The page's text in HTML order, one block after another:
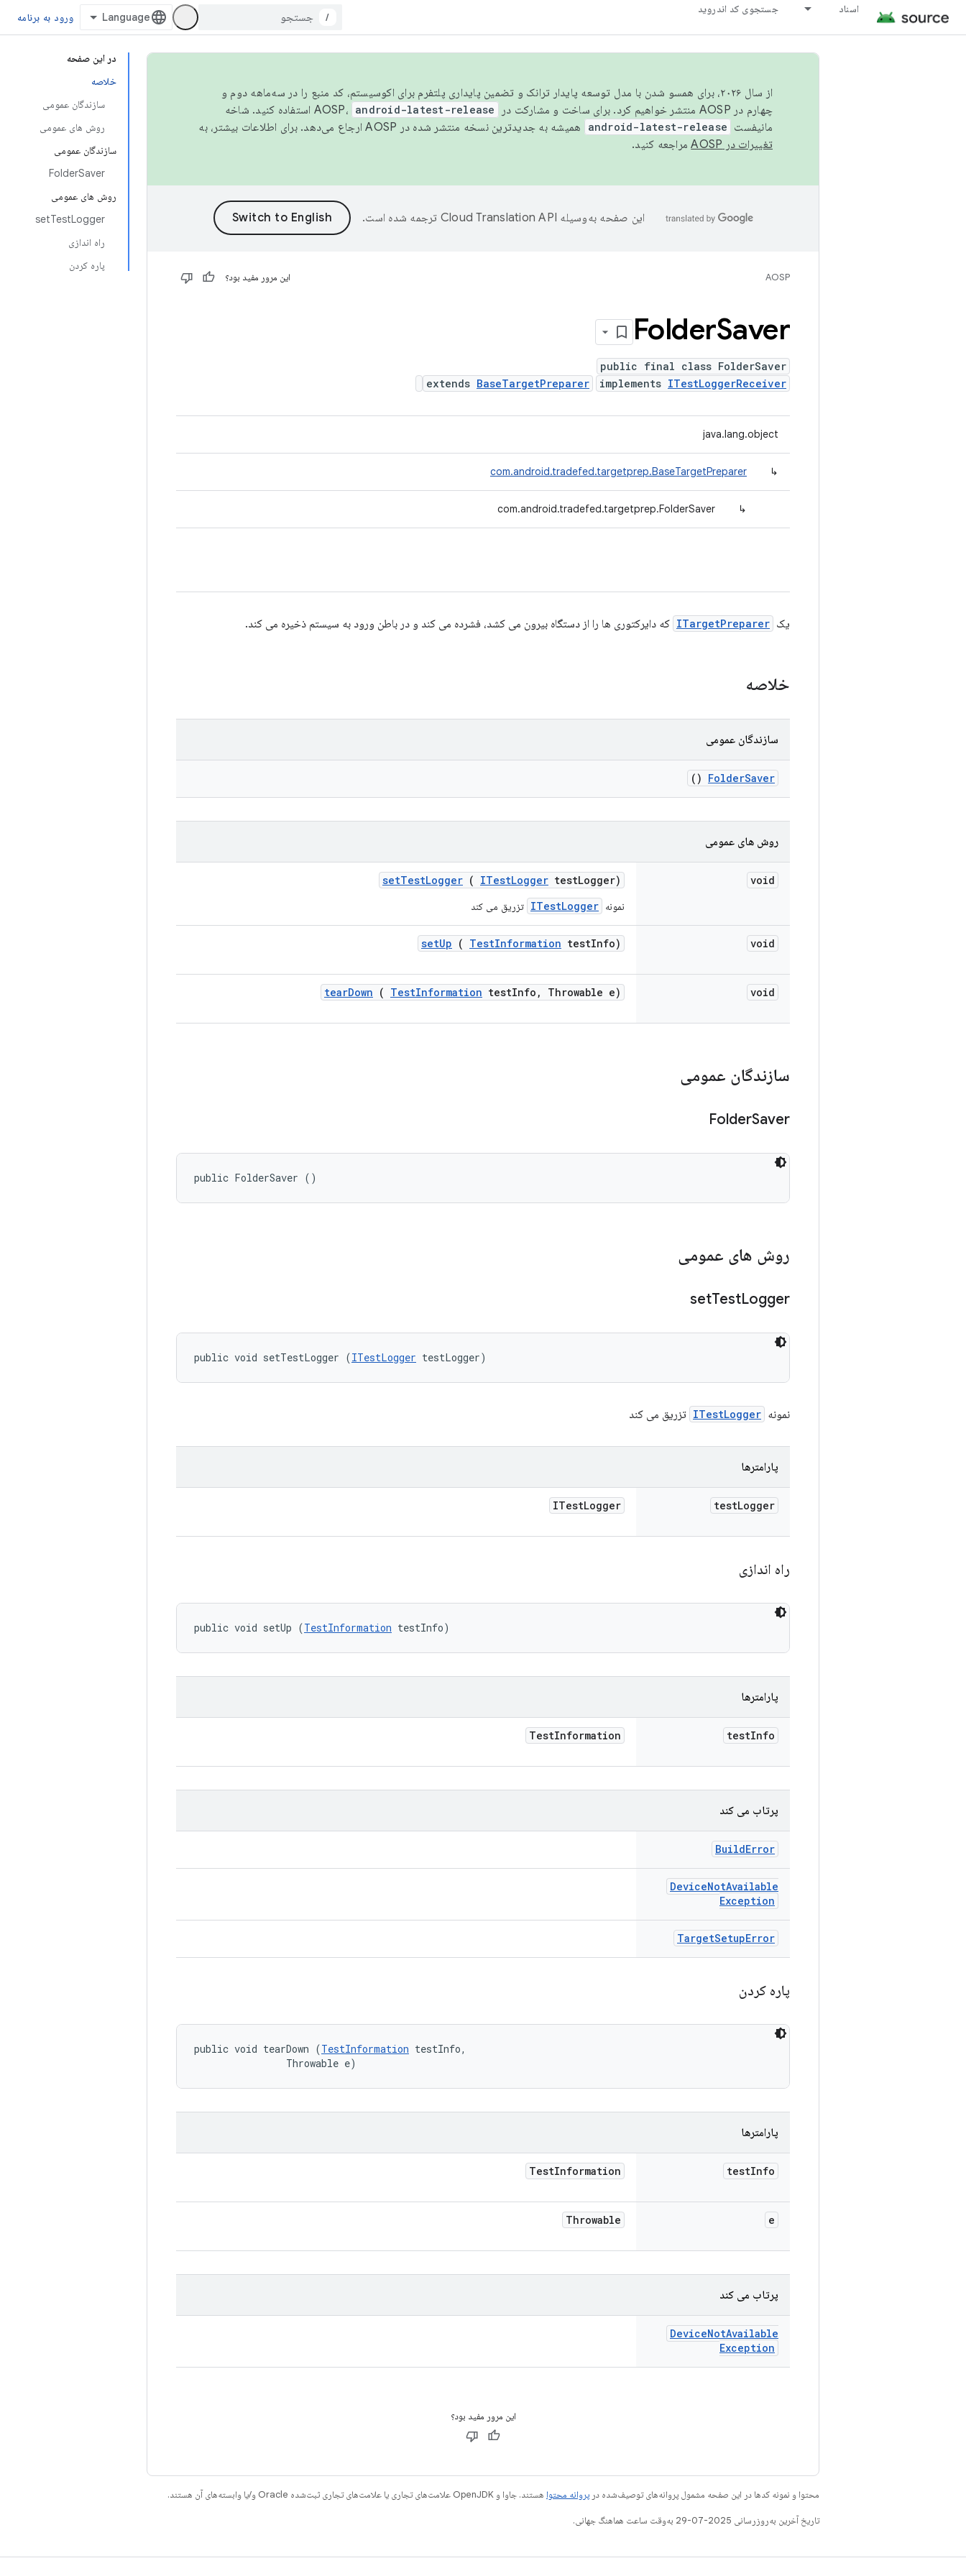
اسناد جستجوی کد اندروید
/ ورود به برنامه
در این صفحه
خلاصه
سازندگان عمومی
روش های عمومی
سازندگان عمومی
FolderSaver
روش های عمومی
setTestLogger
راه اندازی
پاره کردن
از سال ۲۰۲۶، برای همسو شدن با مدل توسعه پایدار ترانک و تضمین پایداری پلتفرم برای اکوسیستم، کد منبع را در سه‌ماهه دوم و
چهارم در AOSP منتشر خواهیم کرد. برای ساخت و مشارکت در AOSP،
android-latest-release
استفاده کنید. شاخه
مانیفست android-latest-release
همیشه به جدیدترین نسخه منتشر شده در AOSP ارجاع می‌دهد. برای اطلاعات بیشتر، به
تغییرات در AOSP
مراجعه کنید.
این صفحه به‌وسیله ترجمه شده است.
AOSP این مرور مفید بود؟
FolderSaver
public final class FolderSaver
extends BaseTargetPreparer implements ITestLoggerReceiver
java.lang.object
↳
com.android.tradefed.targetprep.BaseTargetPreparer
↳
com.android.tradefed.targetprep.FolderSaver
یک ITargetPreparer که دایرکتوری ها را از دستگاه بیرون می کشد، فشرده می کند و در باطن ورود به سیستم ذخیره می کند.
خلاصه
سازندگان عمومی
FolderSaver
()
روش های عمومی
void
setTestLogger ( ITestLogger testLogger)
نمونه ITestLogger تزریق می کند
void
setUp ( TestInformation testInfo)
void
tearDown ( TestInformation testInfo , Throwable e)
سازندگان عمومی
FolderSaver
public FolderSaver ()
روش های عمومی
setTestLogger
public void setTestLogger (ITestLogger testLogger)
نمونه ITestLogger تزریق می کند
پارامترها
testLogger
ITestLogger
راه اندازی
public void setUp (TestInformation testInfo)
پارامترها
testInfo
TestInformation
پرتاب می کند
BuildError
DeviceNotAvailable
Exception
TargetSetupError
پاره کردن
public void tearDown (TestInformation testInfo,
                Throwable e)
پارامترها
testInfo
TestInformation
e
Throwable
پرتاب می کند
DeviceNotAvailable
Exception
این مرور مفید بود؟
محتوا و نمونه کدها در این صفحه مشمول پروانه‌های توصیف‌شده در پروانه محتوا هستند. جاوا و OpenJDK علامت‌های تجاری یا علامت‌های تجاری ثبت‌شده Oracle و/یا وابسته‌های آن هستند.
تاریخ آخرین به‌روزرسانی 2025-07-29 به‌وقت ساعت هماهنگ جهانی.